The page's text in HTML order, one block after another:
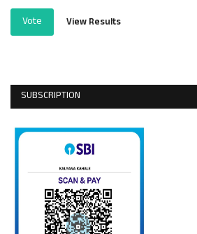
Vote View Results
SUBSCRIPTION